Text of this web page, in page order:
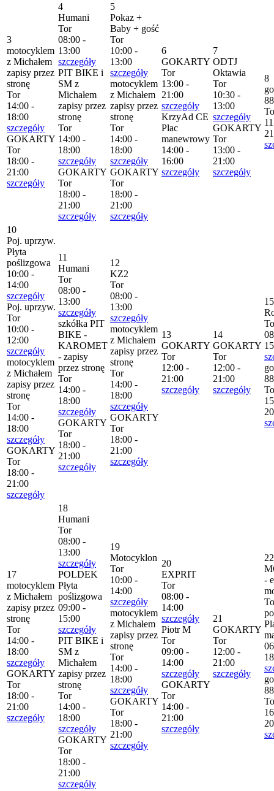
3
motocyklem
z Michałem
zapisy przez
stronę
Tor
14:00 -
18:00
szczegóły
GOKARTY
Tor
18:00 -
21:00
szczegóły
4
Humani
Tor
08:00 -
13:00
szczegóły
PIT BIKE i
SM z
Michałem
zapisy przez
stronę
Tor
14:00 -
18:00
szczegóły
GOKARTY
Tor
18:00 -
21:00
szczegóły
5
Pokaz +
Baby + gość
Tor
10:00 -
13:00
szczegóły
motocyklem
z Michałem
zapisy przez
stronę
Tor
14:00 -
18:00
szczegóły
GOKARTY
Tor
18:00 -
21:00
szczegóły
6
GOKARTY
Tor
13:00 -
21:00
szczegóły
KrzyAd CE
Plac
manewrowy
14:00 -
16:00
szczegóły
7
ODTJ
Oktawia
Tor
10:30 -
13:00
szczegóły
GOKARTY
Tor
13:00 -
21:00
szczegóły
8
10
Poj. uprzyw.
Płyta
poślizgowa
10:00 -
14:00
szczegóły
Poj. uprzyw.
Tor
10:00 -
12:00
szczegóły
motocyklem
z Michałem
zapisy przez
stronę
Tor
14:00 -
18:00
szczegóły
GOKARTY
Tor
18:00 -
21:00
szczegóły
11
Humani
Tor
08:00 -
13:00
szczegóły
szkółka PIT
BIKE -
KAROMET
- zapisy
przez stronę
Tor
14:00 -
18:00
szczegóły
GOKARTY
Tor
18:00 -
21:00
szczegóły
12
KZ2
Tor
08:00 -
13:00
szczegóły
motocyklem
z Michałem
zapisy przez
stronę
Tor
14:00 -
18:00
szczegóły
GOKARTY
Tor
18:00 -
21:00
szczegóły
13
GOKARTY
Tor
12:00 -
21:00
szczegóły
14
GOKARTY
Tor
12:00 -
21:00
szczegóły
15
17
motocyklem
z Michałem
zapisy przez
stronę
Tor
14:00 -
18:00
szczegóły
GOKARTY
Tor
18:00 -
21:00
szczegóły
18
Humani
Tor
08:00 -
13:00
szczegóły
POLDEK
Płyta
poślizgowa
09:00 -
15:00
szczegóły
PIT BIKE i
SM z
Michałem
zapisy przez
stronę
Tor
14:00 -
18:00
szczegóły
GOKARTY
Tor
18:00 -
21:00
szczegóły
19
Motocyklon
Tor
10:00 -
14:00
szczegóły
motocyklem
z Michałem
zapisy przez
stronę
Tor
14:00 -
18:00
szczegóły
GOKARTY
Tor
18:00 -
21:00
szczegóły
20
EXPRIT
Tor
08:00 -
14:00
szczegóły
Piotr M
Tor
09:00 -
14:00
szczegóły
GOKARTY
Tor
14:00 -
21:00
szczegóły
21
GOKARTY
Tor
12:00 -
21:00
szczegóły
22
-